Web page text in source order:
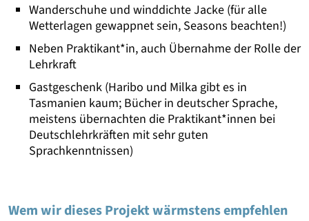
Wanderschuhe und winddichte Jacke (für alle
Wetterlagen gewappnet sein, Seasons beachten!)
Neben Praktikant*in, auch Übernahme der Rolle der
Lehrkraft
Gastgeschenk (Haribo und Milka gibt es in
Tasmanien kaum; Bücher in deutscher Sprache,
meistens übernachten die Praktikant*innen bei
Deutschlehrkräften mit sehr guten
Sprachkenntnissen)
Wem wir dieses Projekt wärmstens empfehlen